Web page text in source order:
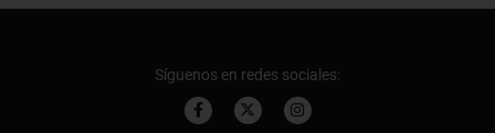
Síguenos en redes sociales: